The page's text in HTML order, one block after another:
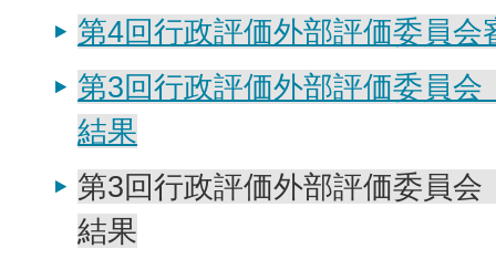
第4回行政評価外部評価委員会
第3回行政評価外部評価委員会
結果
第3回行政評価外部評価委員会
結果